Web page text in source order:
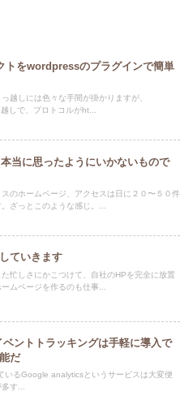
トをwordpressのプラグインで簡単
越しには色々な手間が掛かりますが、
しで、プロトコルがht...
当に思ったようにいかないもので
スのホームページ、アクセスは日に２０〜５０件
ざっとこのような感じ。...
ていきます
忙しさにかこつけて、自社のHPを完全に放置
ムページを作るのも仕事...
ントトラッキングは手軽に導入で
だ
いるGoogle analyticsというサービスは大変便
す...